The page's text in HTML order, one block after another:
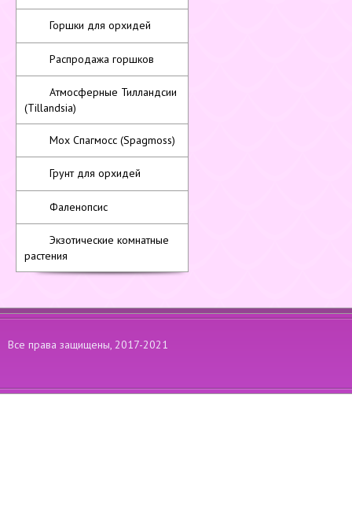
Горшки для орхидей
Распродажа горшков
Атмосферные Тилландсии
(Tillandsia)
Мох Спагмосс (Spagmoss)
Грунт для орхидей
Фаленопсис
Экзотические комнатные
растения
Все права защищены, 2017-2021